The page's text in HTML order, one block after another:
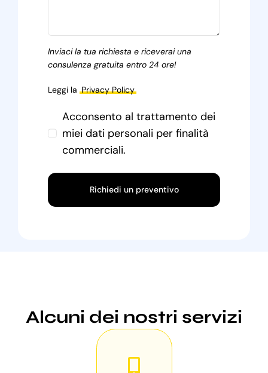
Inviaci la tua richiesta e riceverai una
consulenza gratuita entro 24 ore!
Leggi la Privacy Policy
Acconsento al trattamento dei
miei dati personali per finalità
commerciali.
Richiedi un preventivo
Alcuni dei nostri servizi